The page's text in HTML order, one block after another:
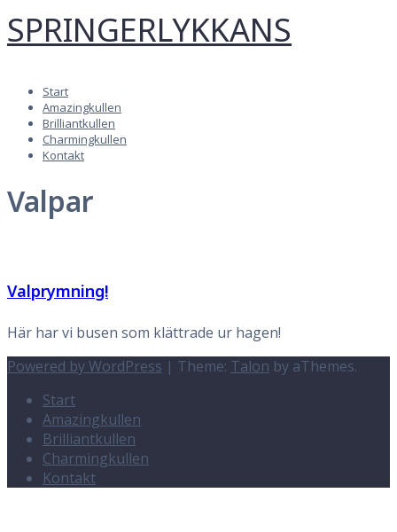
SPRINGERLYKKANS
Start
Amazingkullen
Brilliantkullen
Charmingkullen
Kontakt
Valpar
Valprymning!
Här har vi busen som klättrade ur hagen!
Powered by WordPress | Theme: Talon by aThemes.
Start
Amazingkullen
Brilliantkullen
Charmingkullen
Kontakt